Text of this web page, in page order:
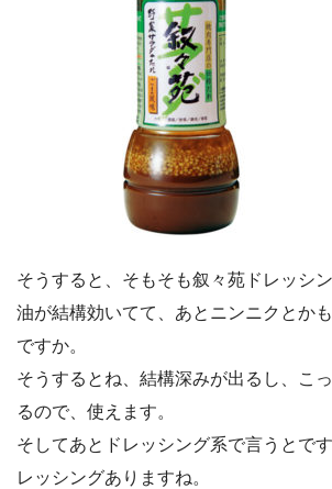
そうすると、そもそも叙々苑ドレッシ
油が結構効いてて、あとニンニクとか
ですか。
そうするとね、結構深みが出るし、こ
るので、使えます。
そしてあとドレッシング系で言うとで
レッシングありますね。